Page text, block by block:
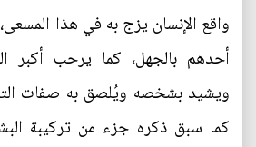
واقع الإنسان يزج به في هذا
أحدهم بالجهل، كما يرحب أكبر
ويشيد بشخصه ويُلصق به صفات
كما سبق ذكره جزء من تركيبة